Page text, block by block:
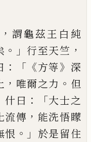
， 謂龜茲王白純
。」行至天竺 ，
：「《方等》 深
， 唯爾之力 。 但
什曰 ：「大士之
流傳 ， 能洗悟矇
恨 。」 於是留住